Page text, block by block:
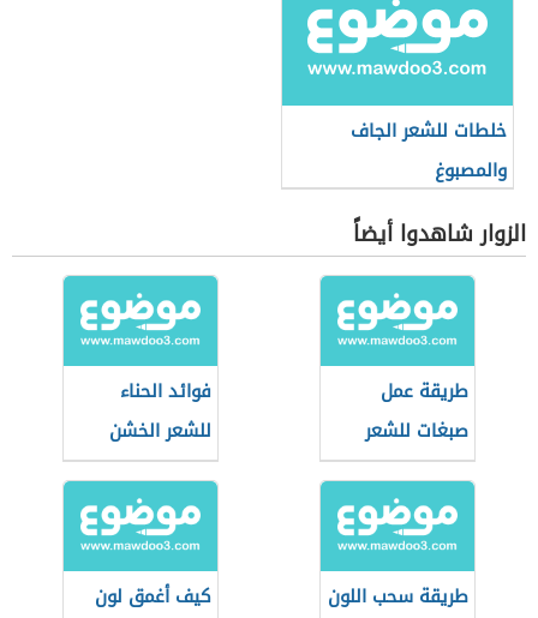
خلطات للشعر الجاف
والمصبوغ
الزوار شاهدوا أيضاً
طريقة عمل
صبغات للشعر
فوائد الحناء
للشعر الخشن
طريقة سحب اللون
كيف أغمق لون